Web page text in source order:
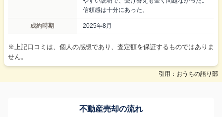
信頼感は十分にあった。
成約時期 2025年8月
※上記口コミは、個人の感想であり、査定額を保証するものではありま
せん。
引用：おうちの語り部
不動産売却の流れ